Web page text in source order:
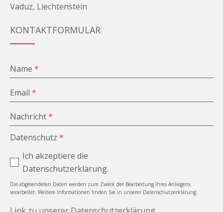
Vaduz, Liechtenstein
KONTAKTFORMULAR
Name*
Email*
Nachricht*
Datenschutz*
Ich akzeptiere die
Datenschutzerklärung.
Die abgesendeten Daten werden zum Zweck der Bearbeitung Ihres Anliegens
verarbeitet. Weitere Informationen finden Sie in unserer Datenschutzerklärung.